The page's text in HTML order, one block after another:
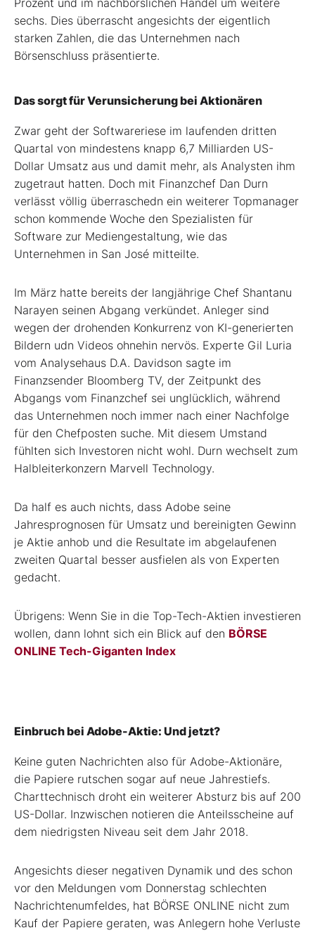
sechs. Dies überrascht angesichts der eigentlich
starken Zahlen, die das Unternehmen nach
Börsenschluss präsentierte.
Das sorgt für Verunsicherung bei Aktionären
Zwar geht der Softwareriese im laufenden dritten
Quartal von mindestens knapp 6,7 Milliarden US-
Dollar Umsatz aus und damit mehr, als Analysten ihm
zugetraut hatten. Doch mit Finanzchef Dan Durn
verlässt völlig überraschedn ein weiterer Topmanager
schon kommende Woche den Spezialisten für
Software zur Mediengestaltung, wie das
Unternehmen in San José mitteilte.
Im März hatte bereits der langjährige Chef Shantanu
Narayen seinen Abgang verkündet. Anleger sind
wegen der drohenden Konkurrenz von KI-generierten
Bildern udn Videos ohnehin nervös. Experte Gil Luria
vom Analysehaus D.A. Davidson sagte im
Finanzsender Bloomberg TV, der Zeitpunkt des
Abgangs vom Finanzchef sei unglücklich, während
das Unternehmen noch immer nach einer Nachfolge
für den Chefposten suche. Mit diesem Umstand
fühlten sich Investoren nicht wohl. Durn wechselt zum
Halbleiterkonzern Marvell Technology.
Da half es auch nichts, dass Adobe seine
Jahresprognosen für Umsatz und bereinigten Gewinn
je Aktie anhob und die Resultate im abgelaufenen
zweiten Quartal besser ausfielen als von Experten
gedacht.
Übrigens: Wenn Sie in die Top-Tech-Aktien investieren
wollen, dann lohnt sich ein Blick auf den BÖRSE
ONLINE Tech-Giganten Index
Einbruch bei Adobe-Aktie: Und jetzt?
Keine guten Nachrichten also für Adobe-Aktionäre,
die Papiere rutschen sogar auf neue Jahrestiefs.
Charttechnisch droht ein weiterer Absturz bis auf 200
US-Dollar. Inzwischen notieren die Anteilsscheine auf
dem niedrigsten Niveau seit dem Jahr 2018.
Angesichts dieser negativen Dynamik und des schon
vor den Meldungen vom Donnerstag schlechten
Nachrichtenumfeldes, hat BÖRSE ONLINE nicht zum
Kauf der Papiere geraten, was Anlegern hohe Verluste